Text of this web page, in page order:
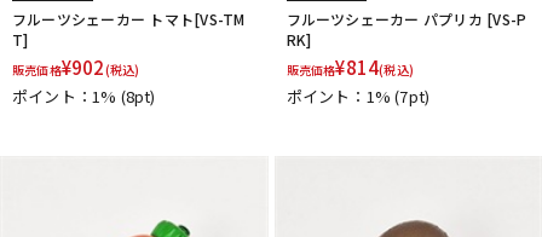
フルーツシェーカー トマト[VS-TM
T]
販売価格¥902(税込)
ポイント：1% (8pt)
フルーツシェーカー パプリカ [VS-P
RK]
販売価格¥814(税込)
ポイント：1%(7pt)